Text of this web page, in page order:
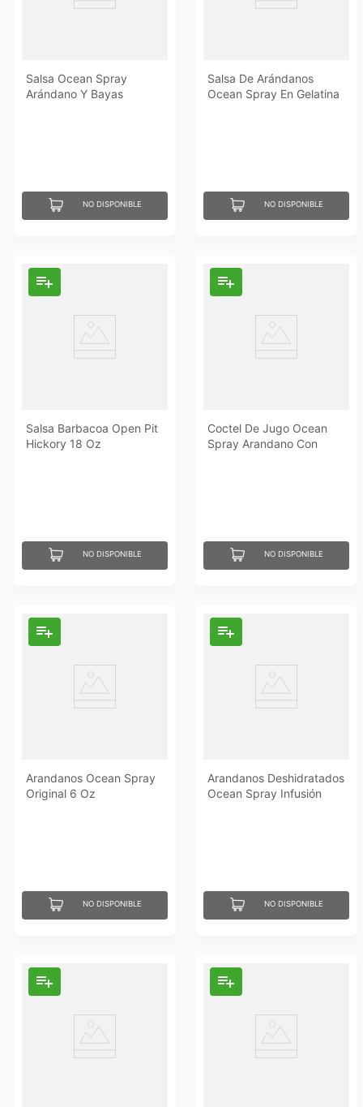
Salsa Ocean Spray
Arándano Y Bayas
NO DISPONIBLE
Salsa De Arándanos
Ocean Spray En Gelatina
NO DISPONIBLE
Salsa Barbacoa Open Pit
Hickory 18 Oz
NO DISPONIBLE
Coctel De Jugo Ocean
Spray Arandano Con
NO DISPONIBLE
Arandanos Ocean Spray
Original 6 Oz
NO DISPONIBLE
Arandanos Deshidratados
Ocean Spray Infusión
NO DISPONIBLE